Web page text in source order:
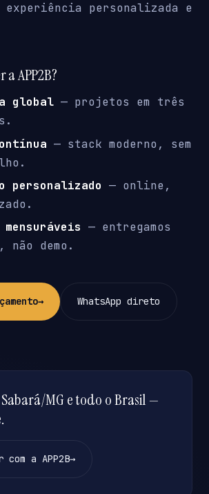
experiência personalizada e
a APP2B?
global — projetos em três
— stack moderno, sem
personalizado — online,
— entregamos
demo.
→ WhatsApp direto
MG e todo o Brasil —
com a APP2B→